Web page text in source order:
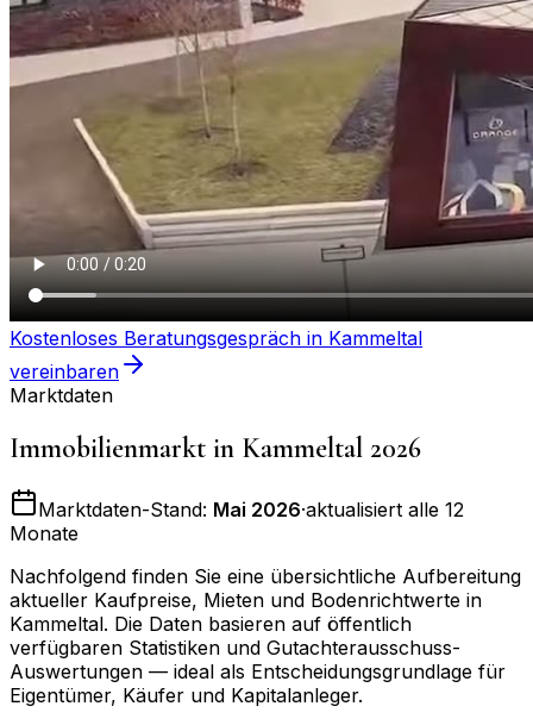
Kostenloses Beratungsgespräch in Kammeltal
vereinbaren
Marktdaten
Immobilienmarkt in Kammeltal 2026
Marktdaten-Stand: Mai 2026·aktualisiert alle 12
Monate
Nachfolgend finden Sie eine übersichtliche Aufbereitung
aktueller Kaufpreise, Mieten und Bodenrichtwerte in
Kammeltal. Die Daten basieren auf öffentlich
verfügbaren Statistiken und Gutachterausschuss-
Auswertungen — ideal als Entscheidungsgrundlage für
Eigentümer, Käufer und Kapitalanleger.